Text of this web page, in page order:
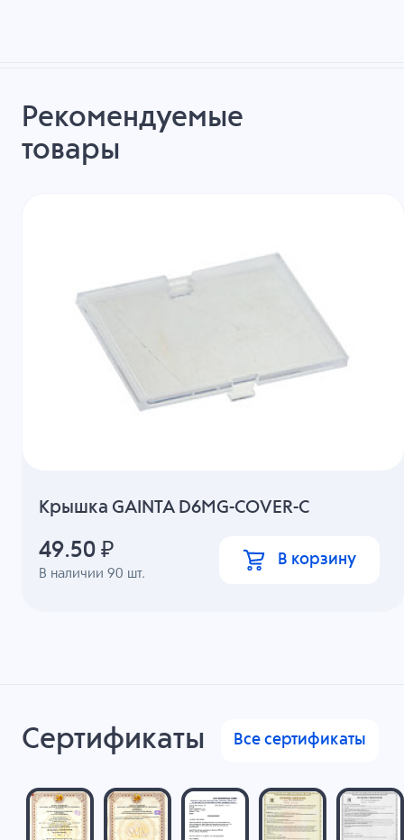
Рекомендуемые
товары
Крышка GAINTA D6MG-COVER-C
В наличии90 шт.
49.50 ₽ В корзину
Сертификаты Все сертификаты